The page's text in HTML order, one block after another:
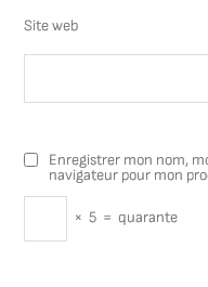
Site web
Enregistrer mon nom,
navigateur pour mon
× 5 = quarante